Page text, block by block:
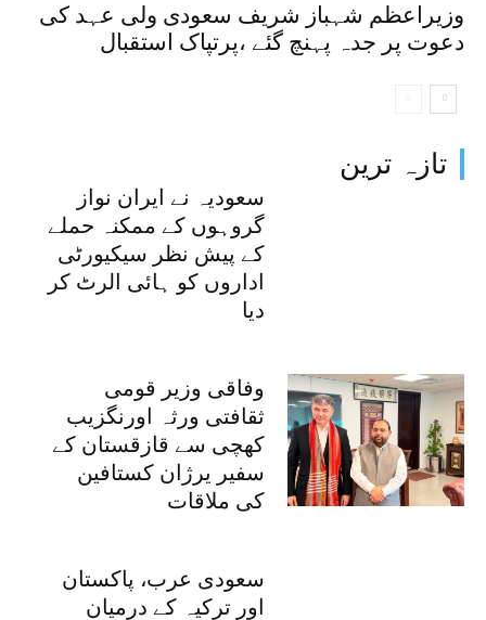
تازہ ترین
سعودیہ نے ایران نواز
گروہوں کے ممکنہ حملے
کے پیش نظر سیکیورٹی
اداروں کو ہائی الرٹ کر
دیا
وفاقی وزیر قومی
ثقافتی ورثہ اورنگزیب
کھچی سے قازقستان کے
سفیر یرژان کستافین
کی ملاقات
سعودی عرب، پاکستان
اور ترکیہ کے درمیان
وزیراعظم شہباز شریف سعودی ولی عہد کی
دعوت پر جدہ پہنچ گئے ،پرتپاک استقبال